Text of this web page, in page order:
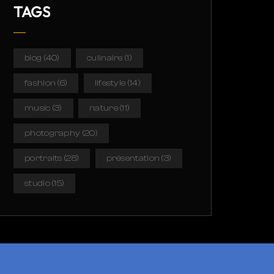
TAGS
blog (40) culinaire (1)
fashion (6) lifestyle (14)
music (3) nature(11)
photography (20)
portraits (28) présentation (3)
studio(15)